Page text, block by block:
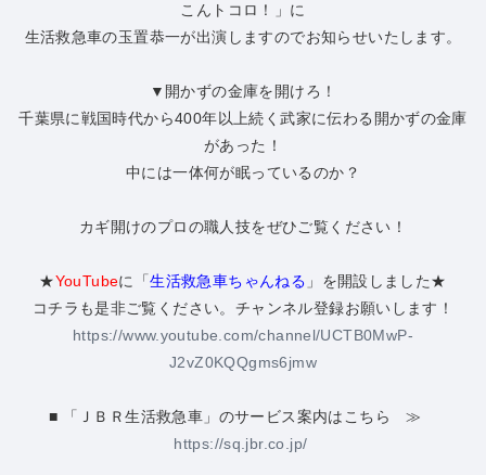
こんトコロ！」に
生活救急車の玉置恭一が出演しますのでお知らせいたします。
▼開かずの金庫を開けろ！
千葉県に戦国時代から400年以上続く武家に伝わる開かずの金庫
があった！
中には一体何が眠っているのか？
カギ開けのプロの職人技をぜひご覧ください！
★YouTubeに「生活救急車ちゃんねる 」を開設しました★
コチラも是非ご覧ください。チャンネル登録お願いします！
https://www.youtube.com/channel/UCTB0MwP-
J2vZ0KQQgms6jmw
■ 「ＪＢＲ生活救急車」のサービス案内はこちら ≫
https://sq.jbr.co.jp/